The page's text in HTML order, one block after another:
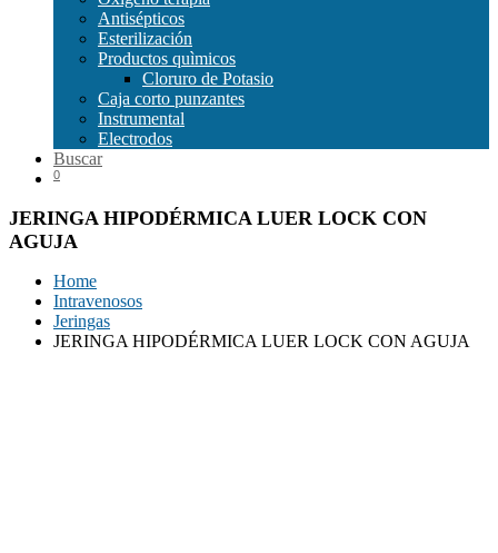
Antisépticos
Esterilización
Productos quìmicos
Cloruro de Potasio
Caja corto punzantes
Instrumental
Electrodos
Buscar
0
JERINGA HIPODÉRMICA LUER LOCK CON
AGUJA
Home
Intravenosos
Jeringas
JERINGA HIPODÉRMICA LUER LOCK CON AGUJA